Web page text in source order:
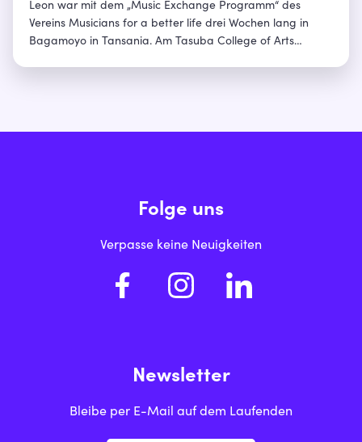
Leon war mit dem „Music Exchange Programm“ des
Vereins Musicians for a better life drei Wochen lang in
Bagamoyo in Tansania. Am Tasuba College of Arts
Folge uns
Verpasse keine Neuigkeiten
Newsletter
Bleibe per E-Mail auf dem Laufenden